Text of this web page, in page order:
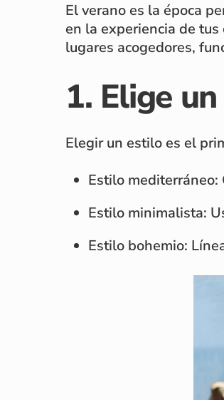
El verano es la época
en la experiencia de
lugares acogedores,
1. Elige
Elegir un estilo es el
Estilo mediterráneo:
Estilo minimalista:
Estilo bohemio: